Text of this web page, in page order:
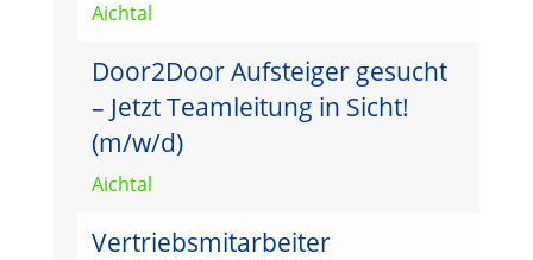
Aichtal
Door2Door Aufsteiger gesucht
– Jetzt Teamleitung in Sicht!
(m/w/d)
Aichtal
Vertriebsmitarbeiter